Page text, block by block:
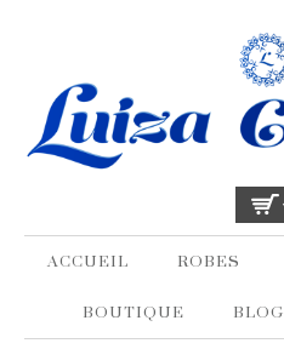
ACCUEIL ROBES
BOUTIQUE BLOG